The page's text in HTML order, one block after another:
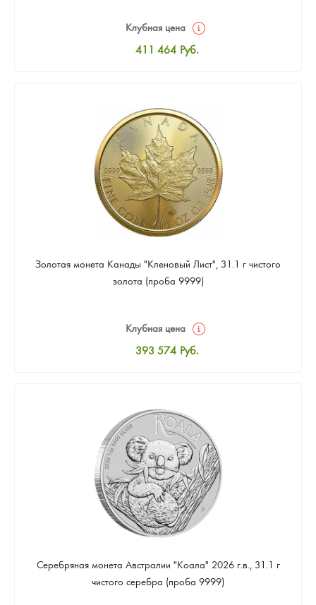
Клубная цена
411 464 Руб.
Цена выкупа
379 262 Руб.
Золотая монета Канады "Кленовый Лист", 31.1 г чистого
золота (проба 9999)
Клубная цена
393 574 Руб.
Цена выкупа
373 895 Руб.
Серебряная монета Австралии "Коала" 2026 г.в., 31.1 г
чистого серебра (проба 9999)